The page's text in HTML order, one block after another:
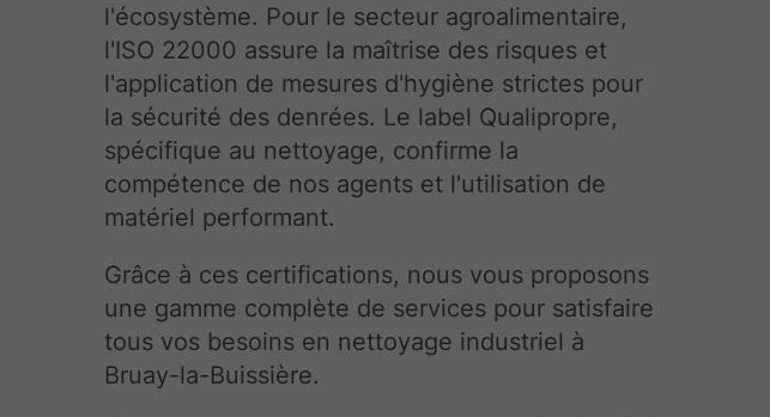
l'écosystème. Pour le secteur agroalimentaire,
l'ISO 22000 assure la maîtrise des risques et
l'application de mesures d'hygiène strictes pour
la sécurité des denrées. Le label Qualipropre,
spécifique au nettoyage, confirme la
compétence de nos agents et l'utilisation de
matériel performant.
Grâce à ces certifications, nous vous proposons
une gamme complète de services pour satisfaire
tous vos besoins en nettoyage industriel à
Bruay-la-Buissière.